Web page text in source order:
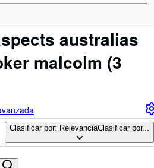
australias
malcolm (3
Clasificar por: RelevanciaClasificar por...